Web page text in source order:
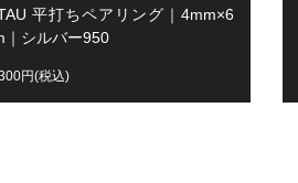
平打ちペアリング｜4mm×6
｜シルバー950
円(税込)